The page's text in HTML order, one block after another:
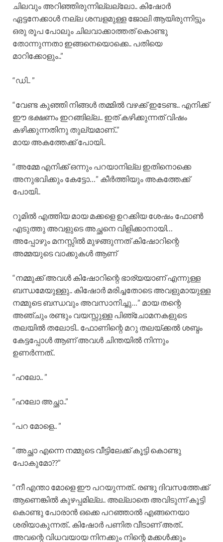
ചിലവും അറിഞ്ഞിരുന്നില്ലല്ലോ.. കിഷോർ
ഏട്ടനേക്കാൾ നല്ല ശമ്പളമുള്ള ജോലി ആയിരുന്നിട്ടും
ഒരു രൂപ പോലും ചിലവാക്കാത്തത് കൊണ്ടു
തോന്നുന്നതാ ഇങ്ങനെയൊക്കെ.. പതിയെ
മാറിക്കോളും..”
“ഡി.. ”
“വേണ്ട കുഞ്ഞി നിങ്ങൾ തമ്മിൽ വഴക്ക് ഇടേണ്ട.. എനിക്ക്
ഈ ഭക്ഷണം ഇറങ്ങില്ല.. ഇത് കഴിക്കുന്നത് വിഷം
കഴിക്കുന്നതിനു തുല്യമാണ്..”
മായ അകത്തേക്ക് പോയി..
“അമ്മേ എനിക്ക് ഒന്നും പറയാനില്ല ഇതിനൊക്കെ
അനുഭവിക്കും കേട്ടോ…” കീർത്തിയും അകത്തേക്ക്
പോയി..
റൂമിൽ എത്തിയ മായ മക്കളെ ഉറക്കിയ ശേഷം ഫോൺ
എടുത്തു അവളുടെ അച്ഛനെ വിളിക്കാനായി…
അപ്പോഴും മനസ്സിൽ മുഴങ്ങുന്നത് കിഷോറിന്റെ
അമ്മയുടെ വാക്കുകൾ ആണ്
“നമ്മുക്ക് അവൾ കിഷോറിന്റെ ഭാര്യയാണ് എന്നുള്ള
ബന്ധമേയുള്ളു.. കിഷോർ മരിച്ചതോടെ അവളുമായുള്ള
നമ്മുടെ ബന്ധവും അവസാനിച്ചു…” മായ തന്റെ
അഞ്ചും രണ്ടും വയസ്സുള്ള പിഞ്ചോമനകളുടെ
തലയിൽ തലോടി.. ഫോണിന്റെ മറു തലയ്ക്കൽ ശബ്ദം
കേട്ടപ്പോൾ ആണ് അവൾ ചിന്തയിൽ നിന്നും
ഉണർന്നത്..
“ഹലോ.. ”
“ഹലോ അച്ഛാ..”
“പറ മോളെ.. ”
“അച്ഛാ എന്നെ നമ്മുടെ വീട്ടിലേക്ക് കൂട്ടി കൊണ്ടു
പോകുമോ??”
“നീ എന്താ മോളെ ഈ പറയുന്നത്.. രണ്ടു ദിവസത്തേക്ക്
ആണെങ്കിൽ കുഴപ്പമില്ല.. അല്ലാതെ അവിടുന്ന് കൂട്ടി
കൊണ്ടു പോരാൻ ഒക്കെ പറഞ്ഞാൽ എങ്ങനെയാ
ശരിയാകുന്നത്.. കിഷോർ പണിത വീടാണ് അത്..
അവന്റെ വിധവയായ നിനക്കും നിന്റെ മക്കൾക്കും